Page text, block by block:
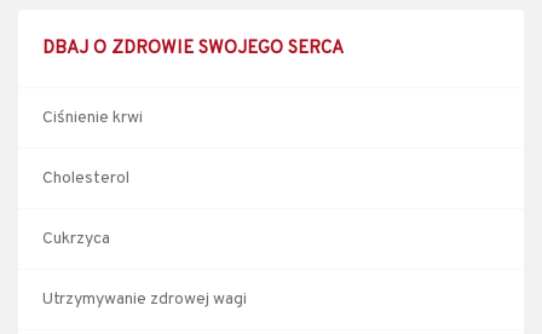
DBAJ O ZDROWIE SWOJEGO SERCA
Ciśnienie krwi
Cholesterol
Cukrzyca
Utrzymywanie zdrowej wagi